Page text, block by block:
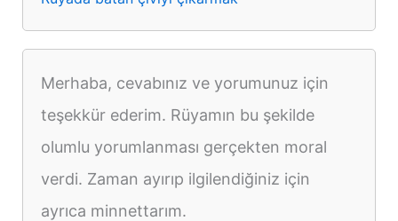
Merhaba, cevabınız ve yorumunuz için
teşekkür ederim. Rüyamın bu şekilde
olumlu yorumlanması gerçekten moral
verdi. Zaman ayırıp ilgilendiğiniz için
ayrıca minnettarım.